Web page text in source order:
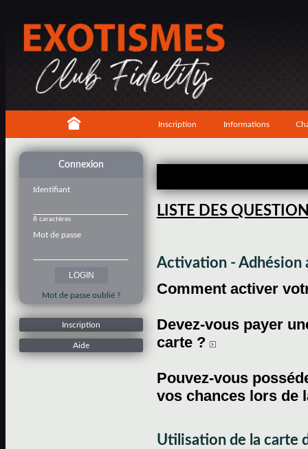
Inscription Informations
Connexion
Identifiant
8 caractères
Mot de passe
Mot de passe oublié ?
Inscription
Aide
LISTE DES
Activation - Adhésion
Comment activer
Devez-vous payer
carte ?
Pouvez-vous
vos chances lors de
Utilisation de la carte